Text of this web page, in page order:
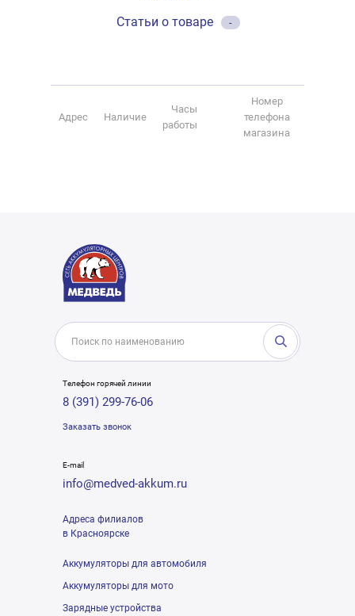
Статьи о товаре -
Адрес Наличие
Часы
работы
Номер
телефона
магазина
Телефон горячей линии
8 (391) 299-76-06
Заказать звонок
E-mail
info@medved-akkum.ru
Адреса филиалов
в Красноярске
Аккумуляторы для автомобиля
Аккумуляторы для мото
Зарядные устройства